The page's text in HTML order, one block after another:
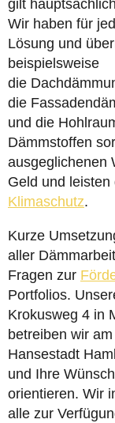
gilt
Wir haben für
Lösung und
beispielsweise
die
die
und die
Dämmstoffen
ausgeglichenen
Geld und
Klimaschutz.
Kurze
aller
Fragen zur
Portfolios.
Krokusweg 4 in
betreiben wir
Hansestadt
und Ihre
orientieren. Wir
alle zur